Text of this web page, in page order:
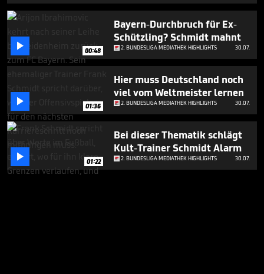
 00:48
Bayern-Durchbruch für Ex-
Schützling? Schmidt mahnt
2. BUNDESLIGA MEDIATHEK HIGHLIGHTS 30.07.
 01:36
Hier muss Deutschland noch
viel vom Weltmeister lernen
2. BUNDESLIGA MEDIATHEK HIGHLIGHTS 30.07.
 01:22
Bei dieser Thematik schlägt
Kult-Trainer Schmidt Alarm
2. BUNDESLIGA MEDIATHEK HIGHLIGHTS 30.07.